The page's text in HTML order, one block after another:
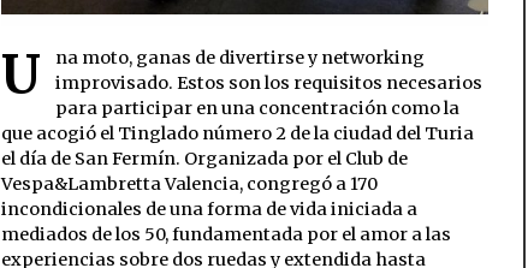
U
na moto, ganas de divertirse y networking
improvisado. Estos son los requisitos necesarios
para participar en una concentración como la
que acogió el Tinglado número 2 de la ciudad del Turia
el día de San Fermín. Organizada por el Club de
Vespa&Lambretta Valencia, congregó a 170
incondicionales de una forma de vida iniciada a
mediados de los 50, fundamentada por el amor a las
experiencias sobre dos ruedas y extendida hasta